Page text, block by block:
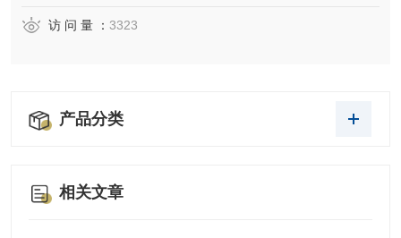
访 问 量 ： 3323
产品分类
相关文章